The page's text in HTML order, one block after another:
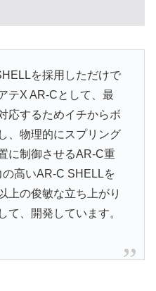
を採用しただけで
テX AR-Cとして、最
応するためイチからボ
、物理的にスプリング
に制御させるAR-C重
高いAR-C SHELLを
上の俊敏な立ち上がり
て、開発しています。